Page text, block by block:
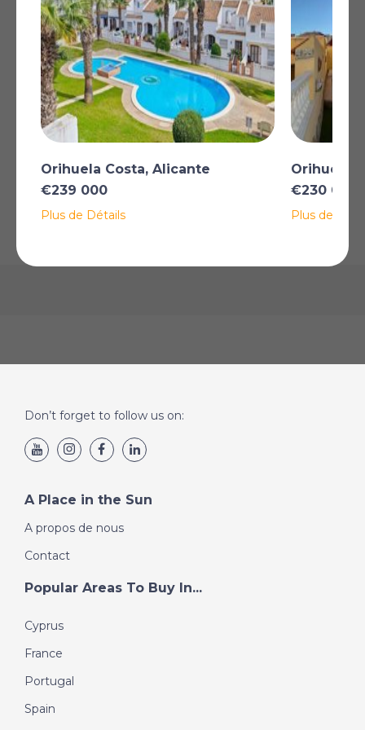
La résidence dispose de deux piscines, de jardins
paysagers et d'un espace détente. Idéalement située à
proximité des commerces, des plages et des services,
avec un accès facile à l'aéroport d'Alicante en 45
minutes.
Plus
AFFICHER SUR LA CARTE
Orihuela Costa, Alicante
€239 000
Plus de Détails
Orihuela
€230 000
Plus de
Don’t forget to follow us on:
A Place in the Sun
A propos de nous
Contact
Popular Areas To Buy In...
Cyprus
France
Portugal
Spain